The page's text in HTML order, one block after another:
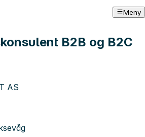
Meny
B2B og B2C
AS